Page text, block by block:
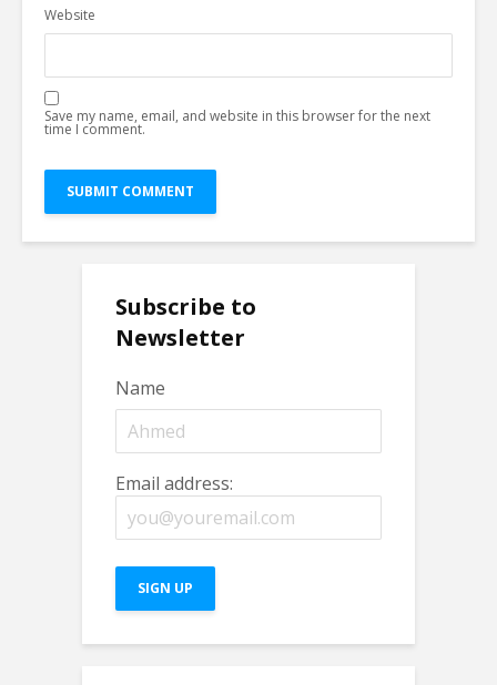
Website
Save my name, email, and website in this browser for the next
time I comment.
Subscribe to
Newsletter
Name
Email address: